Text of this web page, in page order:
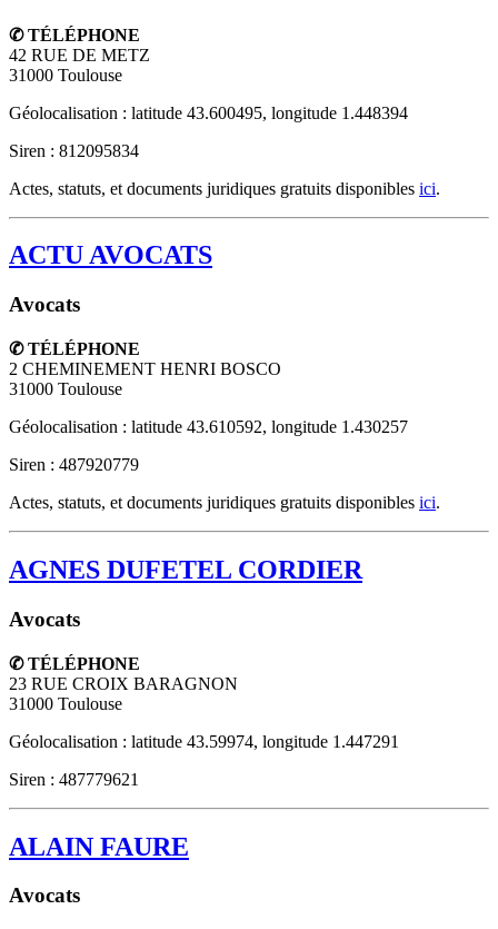
✆ TÉLÉPHONE
42 RUE DE METZ
31000 Toulouse
Géolocalisation : latitude 43.600495, longitude 1.448394
Siren : 812095834
Actes, statuts, et documents juridiques gratuits disponibles ici.
ACTU AVOCATS
Avocats
✆ TÉLÉPHONE
2 CHEMINEMENT HENRI BOSCO
31000 Toulouse
Géolocalisation : latitude 43.610592, longitude 1.430257
Siren : 487920779
Actes, statuts, et documents juridiques gratuits disponibles ici.
AGNES DUFETEL CORDIER
Avocats
✆ TÉLÉPHONE
23 RUE CROIX BARAGNON
31000 Toulouse
Géolocalisation : latitude 43.59974, longitude 1.447291
Siren : 487779621
ALAIN FAURE
Avocats